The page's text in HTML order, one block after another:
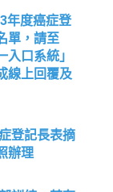
年度癌症登
單，請至
入口系統」
線上回覆及
登記長表摘
辦理